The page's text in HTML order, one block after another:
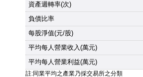
資產週轉率(次)
負債比率
每股淨值(元/股)
平均每人營業收入(萬元)
平均每人營業利益(萬元)
註:同業平均之產業乃採交易所之分類